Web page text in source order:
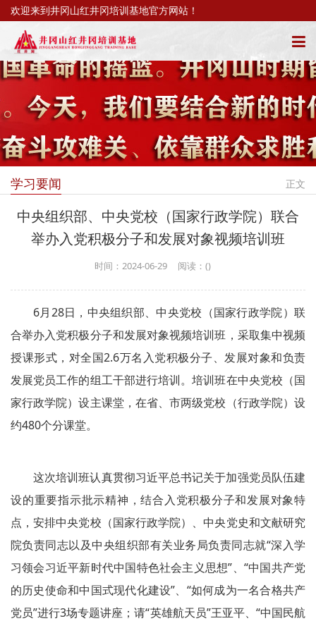
欢迎来到井冈山红井冈培训基地官方网站！
学习要闻 正文
中央组织部、中央党校（国家行政学院）联合
举办入党积极分子和发展对象视频培训班
时间：2024-06-29 阅读：()
6月28日，中央组织部、中央党校（国家行政学院）联
合举办入党积极分子和发展对象视频培训班，采取集中视频
授课形式，对全国2.6万名入党积极分子、发展对象和负责
发展党员工作的组工干部进行培训。培训班在中央党校（国
家行政学院）设主课堂，在省、市两级党校（行政学院）设
约480个分课堂。
这次培训班认真贯彻习近平总书记关于加强党员队伍建
设的重要指示批示精神，结合入党积极分子和发展对象特
点，安排中央党校（国家行政学院）、中央党史和文献研究
院负责同志以及中央组织部有关业务局负责同志就“深入学
习领会习近平新时代中国特色社会主义思想”、“中国共产党
的历史使命和中国式现代化建设”、“如何成为一名合格共产
党员”进行3场专题讲座；请“英雄航天员”王亚平、“中国民航